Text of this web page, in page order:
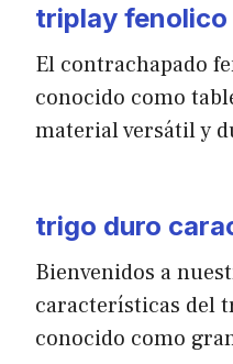
triplay
El contrachapado
conocido como
material versátil y
trigo duro
Bienvenidos a
características del
conocido como